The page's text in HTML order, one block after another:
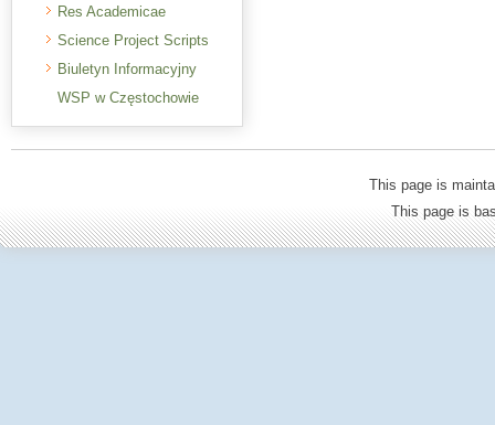
Res Academicae
Science Project Scripts
Biuletyn Informacyjny
WSP w Częstochowie
This page is
This page is